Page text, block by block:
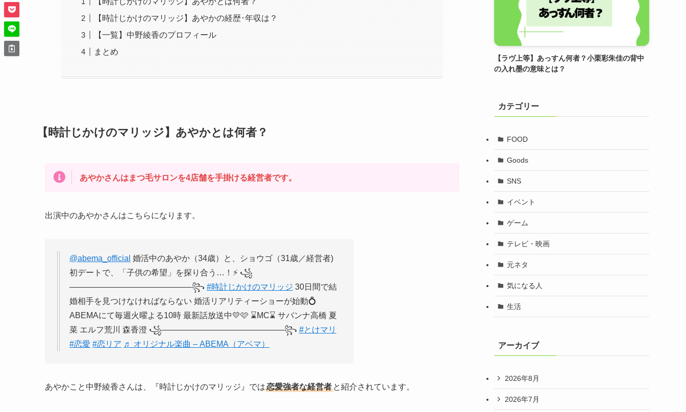
【時計じかけのマリッジ】あやかの経歴･年収は？
【一覧】中野綾香のプロフィール
まとめ
【時計じかけのマリッジ】あやかとは何者？
あやかさんはまつ毛サロンを4店舗を手掛ける経営者です。
出演中のあやかさんはこちらになります。
@abema_official 婚活中のあやか（34歳）と、ショウゴ（31歳／経営者)
初デートで、「子供の希望」を探り合う…！⚡️ ꧁
———————————————꧂ #時計じかけのマリッジ 30日間で結
婚相手を見つけなければならない 婚活リアリティーショーが始動💍
ABEMAにて毎週火曜よる10時 最新話放送中💛🩷 ⌛MC⌛ サバンナ高橋 夏
菜 エルフ荒川 森香澄 ꧁———————————————꧂ #とけマリ
#恋愛 #恋リア ♬ オリジナル楽曲 – ABEMA（アベマ）
あやかこと中野綾香さんは、『時計じかけのマリッジ』では恋愛強者な経営者 と紹介されています。
【ラヴ上等】あっすん何者？小栗彩朱佳の背中
の入れ墨の意味とは？
カテゴリー
FOOD
Goods
SNS
イベント
ゲーム
テレビ・映画
元ネタ
気になる人
生活
アーカイブ
2026年8月
2026年7月